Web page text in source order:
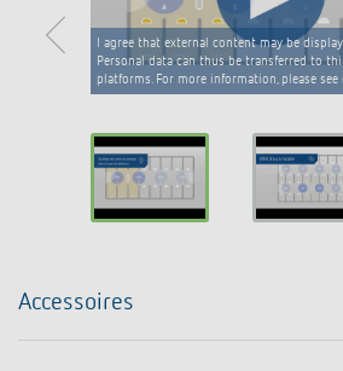
I agree that external content may be
Personal data can thus be transferred to
platforms. For more information, please see
Accessoires